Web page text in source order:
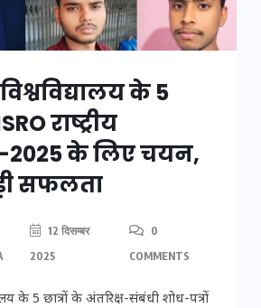
के 5
राष्ट्रीय
के लिए चयन,
सफलता
12 दिसम्बर
2025
0
COMMENTS
के 5 छात्रों के अंतरिक्ष-संबंधी शोध-पत्रों